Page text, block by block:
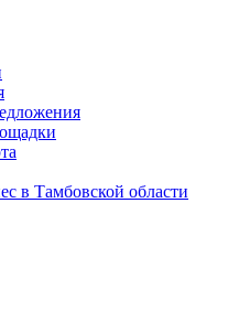
в Тамбовской области